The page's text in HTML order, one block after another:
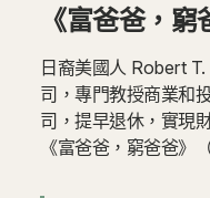
《富爸爸，窮
日裔美國人 Robert
司，專門教授商業和
司，提早退休，實現
《富爸爸，窮爸爸》